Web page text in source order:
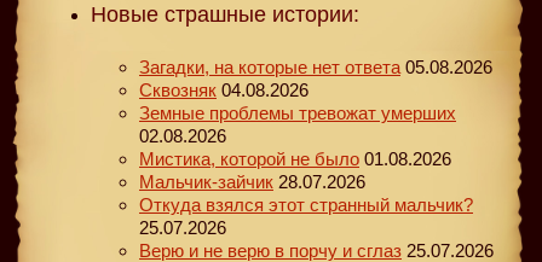
Новые страшные истории:
Загадки, на которые нет ответа 05.08.2026
Сквозняк 04.08.2026
Земные проблемы тревожат умерших
02.08.2026
Мистика, которой не было 01.08.2026
Мальчик-зайчик 28.07.2026
Откуда взялся этот странный мальчик?
25.07.2026
Верю и не верю в порчу и сглаз 25.07.2026